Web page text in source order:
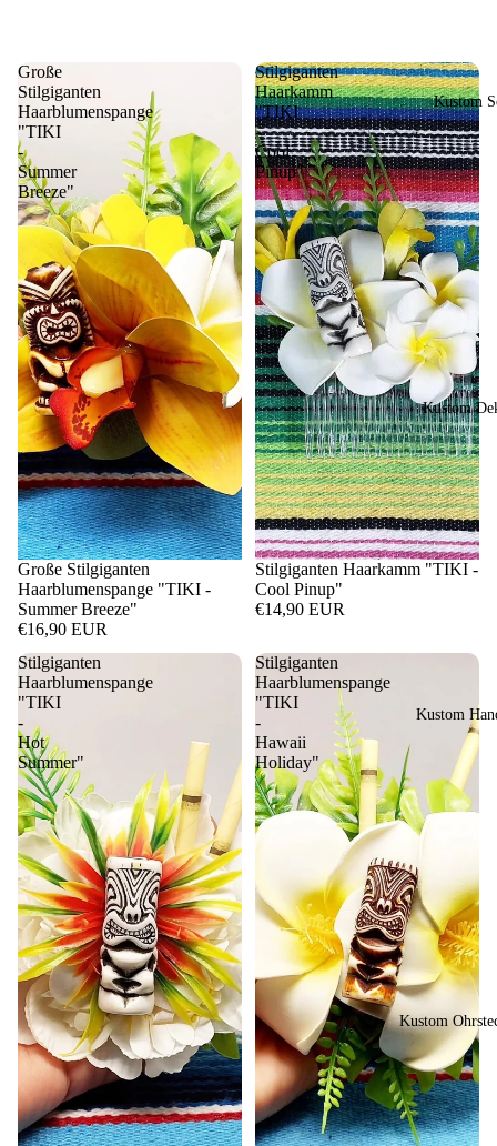
Kustom
Kustom
Kustom
Kustom
Große
Stilgiganten
Haarblumenspange
"TIKI
-
Summer
Breeze"
Große Stilgiganten
Haarblumenspange "TIKI -
Summer Breeze"
€16,90 EUR
Stilgiganten
Haarkamm
"TIKI
-
Cool
Pinup"
Stilgiganten Haarkamm "TIKI -
Cool Pinup"
€14,90 EUR
Stilgiganten
Haarblumenspange
"TIKI
-
Hot
Summer"
Stilgiganten
Haarblumenspange
"TIKI
-
Hawaii
Holiday"